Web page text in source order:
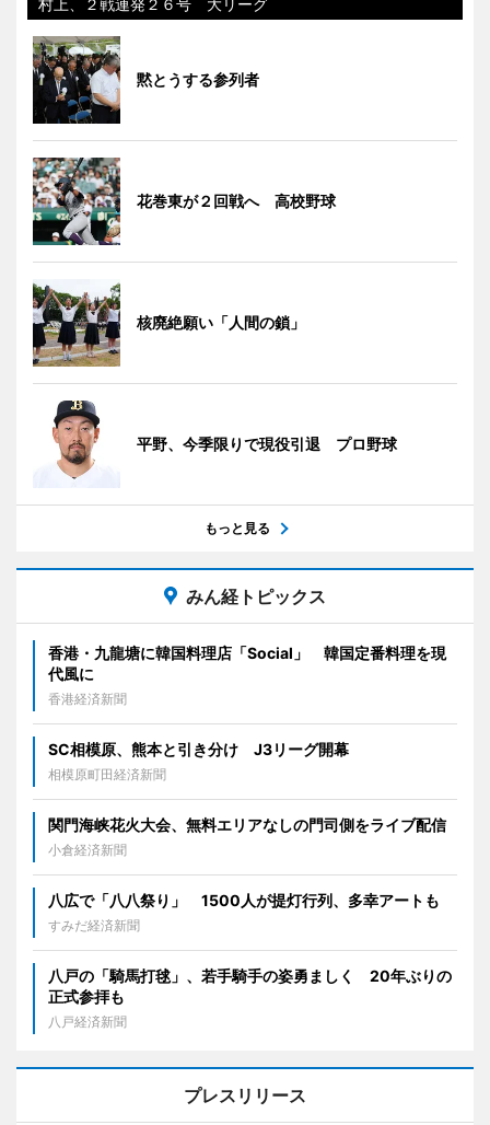
村上、２戦連発２６号 大リーグ
黙とうする参列者
花巻東が２回戦へ 高校野球
核廃絶願い「人間の鎖」
平野、今季限りで現役引退 プロ野球
もっと見る
みん経トピックス
香港・九龍塘に韓国料理店「Social」 韓国定番料理を現
代風に
香港経済新聞
SC相模原、熊本と引き分け J3リーグ開幕
相模原町田経済新聞
関門海峡花火大会、無料エリアなしの門司側をライブ配信
小倉経済新聞
八広で「八八祭り」 1500人が提灯行列、多幸アートも
すみだ経済新聞
八戸の「騎馬打毬」、若手騎手の姿勇ましく 20年ぶりの
正式参拝も
八戸経済新聞
プレスリリース